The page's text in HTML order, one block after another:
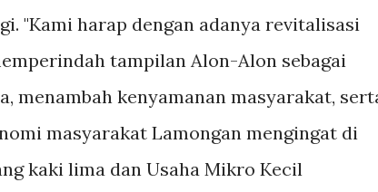
"Kami harap dengan adanya revitalisasi
tampilan Alon-Alon sebagai
menambah kenyamanan masyarakat,
masyarakat Lamongan mengingat di
kaki lima dan Usaha Mikro Kecil